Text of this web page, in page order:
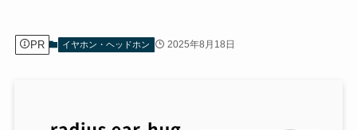
PR イヤホン・ヘッドホン 2025年8月18日